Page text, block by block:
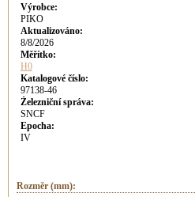
Výrobce:
PIKO
Aktualizováno:
8/8/2026
Měřítko:
H0
Katalogové číslo:
97138-46
Železniční správa:
SNCF
Epocha:
IV
Rozměr (mm):